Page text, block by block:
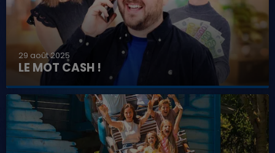
29 août 2025
LE MOT CASH !